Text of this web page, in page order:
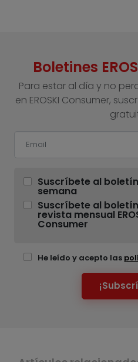
Boletines
Para estar al día y no
en EROSKI Consumer,
Suscríbete al
semana
Suscríbete al
revista mensual
Consumer
He leído y acepto las